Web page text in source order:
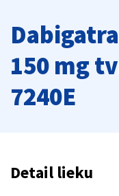
150 mg
7240E
Detail lieku